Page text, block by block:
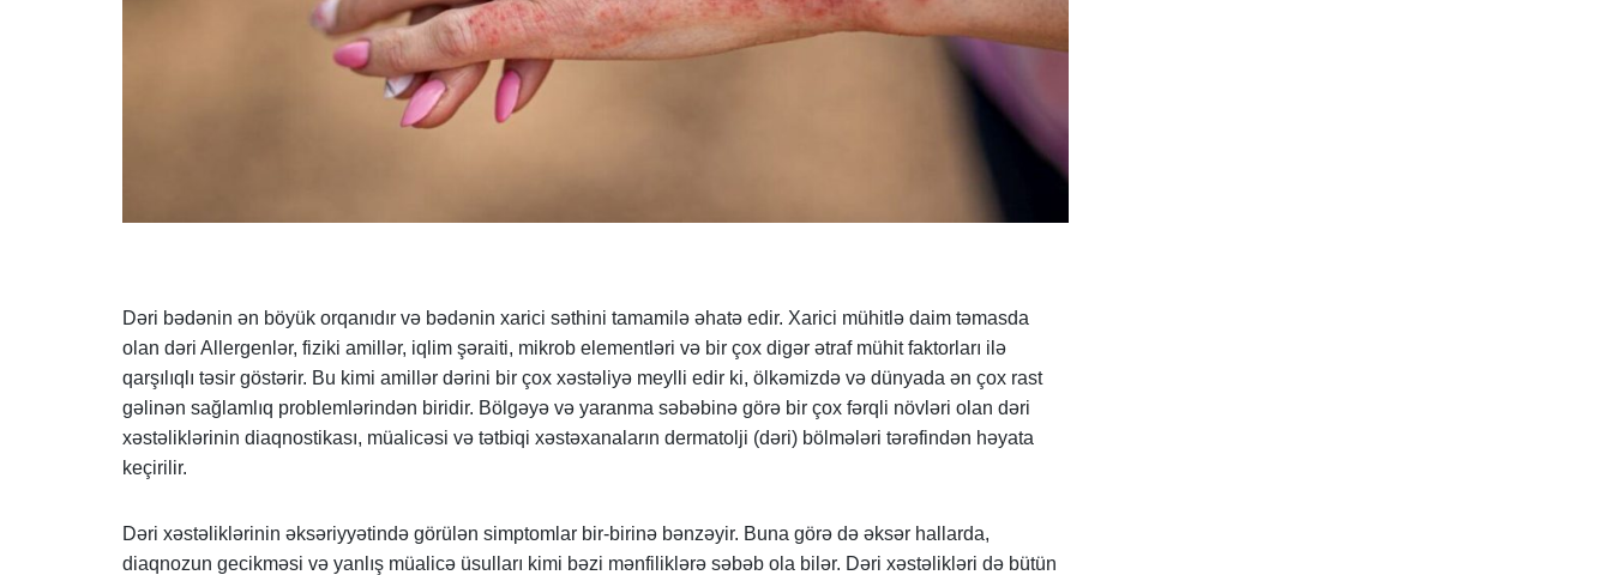
Dəri bədənin ən böyük orqanıdır və bədənin xarici səthini tamamilə əhatə edir. Xarici mühitlə daim təmasda
olan dəri Allergenlər, fiziki amillər, iqlim şəraiti, mikrob elementləri və bir çox digər ətraf mühit faktorları ilə
qarşılıqlı təsir göstərir. Bu kimi amillər dərini bir çox xəstəliyə meylli edir ki, ölkəmizdə və dünyada ən çox rast
gəlinən sağlamlıq problemlərindən biridir. Bölgəyə və yaranma səbəbinə görə bir çox fərqli növləri olan dəri
xəstəliklərinin diaqnostikası, müalicəsi və tətbiqi xəstəxanaların dermatolji (dəri) bölmələri tərəfindən həyata
keçirilir.
Dəri xəstəliklərinin əksəriyyətində görülən simptomlar bir-birinə bənzəyir. Buna görə də əksər hallarda,
diaqnozun gecikməsi və yanlış müalicə üsulları kimi bəzi mənfiliklərə səbəb ola bilər. Dəri xəstəlikləri də bütün